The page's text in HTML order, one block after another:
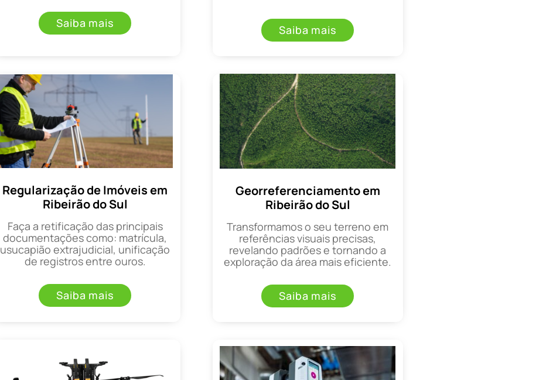
Saiba mais Saiba mais
Regularização de Imóveis em
Ribeirão do Sul
Faça a retificação das principais
documentações como: matrícula,
usucapião extrajudicial, unificação
de registros entre ouros.
Saiba mais
Georreferenciamento em
Ribeirão do Sul
Transformamos o seu terreno em
referências visuais precisas,
revelando padrões e tornando a
exploração da área mais eficiente.
Saiba mais